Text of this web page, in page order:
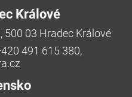
Králové
500 03 Hradec Králové
491 615 380,